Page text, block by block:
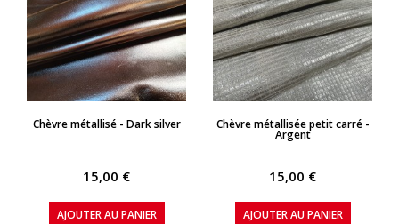
APERÇU RAPIDE
Chèvre métallisé - Dark silver
15,00 €
AJOUTER AU PANIER
APERÇU RAPIDE
Chèvre métallisée petit carré -
Argent
15,00 €
AJOUTER AU PANIER